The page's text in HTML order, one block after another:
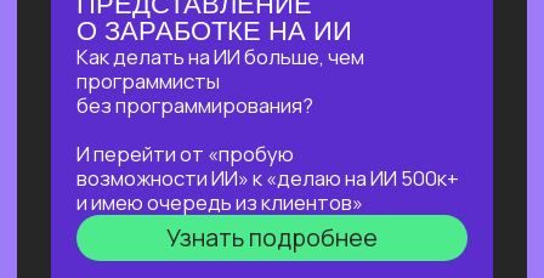
Разбираться в своём здоровье
c помощью ИИ
Экономить на врачах и ненужных
анализах и при этом
не навредить себе
Узнать подробнее
ЛЕКЦИЯ-ПРАКТИКУМ
ПО ПРИМЕНЕНИЮ ИИ
ДЛЯ ЖУРНАЛИСТОВ,
РЕДАКТОРОВ, ПИАРЩИКОВ,
АВТОРОВ И ВСЕХ, КТО
РАБОТАЕТ С ТЕКСТОМ